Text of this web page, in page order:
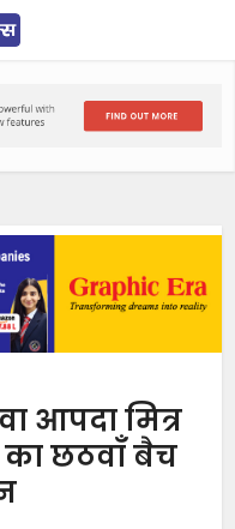
आपदा मित्र
का छठवाँ बैच